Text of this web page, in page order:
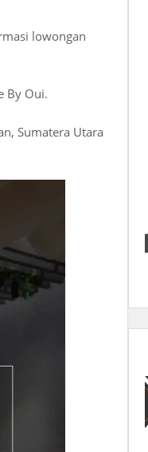
lowongan
By Oui.
Sumatera Utara